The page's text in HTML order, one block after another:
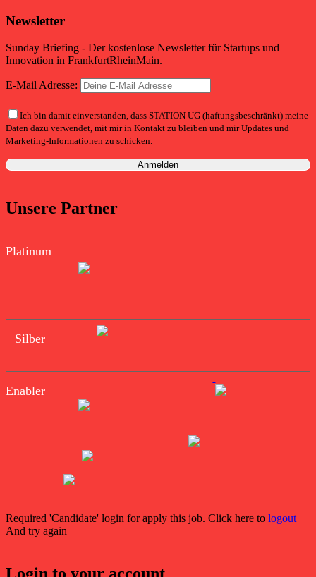
Newsletter
Sunday Briefing - Der kostenlose Newsletter für Startups und
Innovation in FrankfurtRheinMain.
E-Mail Adresse:
Ich bin damit einverstanden, dass STATION UG (haftungsbeschränkt) meine
Daten dazu verwendet, mit mir in Kontakt zu bleiben und mir Updates und
Marketing-Informationen zu schicken.
Unsere Partner
Platinum
Silber
Enabler
Required 'Candidate' login for apply this job. Click here to logout
And try again
Login to your account